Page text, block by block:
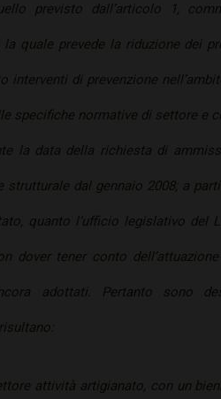
previsto dall’articolo 1,
la quale prevede la riduzione dei
interventi di prevenzione
specifiche normative di settore e
la data della richiesta di
strutturale dal gennaio 2008; a
quanto l’ufficio legislativo del
dover tener conto
adottati. Pertanto sono
attività artigianato, con un